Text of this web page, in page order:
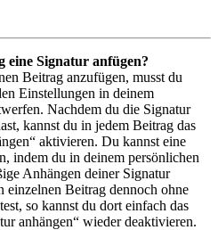
eine Signatur anfügen?
Beitrag anzufügen, musst du
Einstellungen in deinem
Nachdem du die Signatur
kannst du in jedem Beitrag das
aktivieren. Du kannst eine
indem du in deinem persönlichen
Anhängen deiner Signatur
einzelnen Beitrag dennoch ohne
so kannst du dort einfach das
anhängen“ wieder deaktivieren.